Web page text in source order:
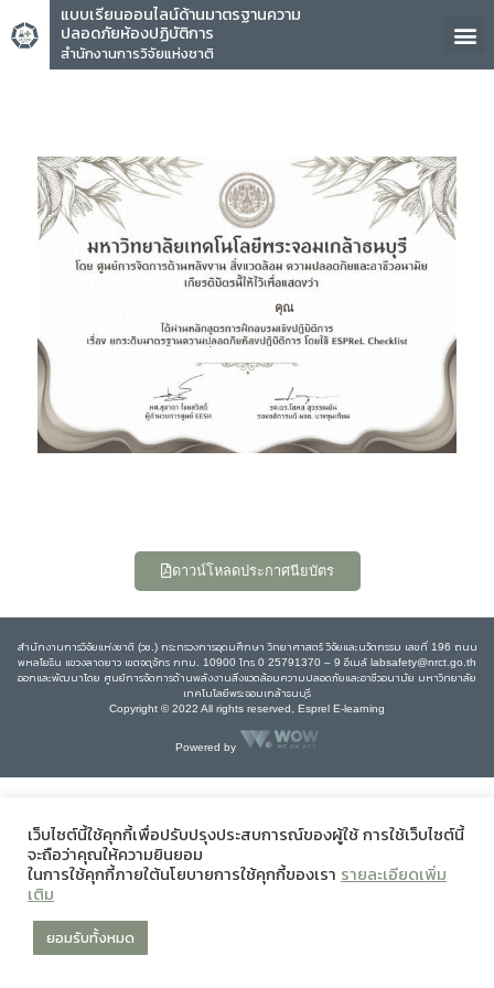
แบบเรียนออนไลน์ด้านมาตรฐานความ
ปลอดภัยห้องปฏิบัติการ
สำนักงานการวิจัยแห่งชาติ
คุณ
ดาวน์โหลดประกาศนียบัตร
สำนักงานการวิจัยแห่งชาติ (วช.) กระทรวงการอุดมศึกษา วิทยาศาสตร์ วิจัยและนวัตกรรม เลขที่ 196 ถนน
พหลโยธิน แขวงลาดยาว เขตจตุจักร กทม. 10900 โทร 0 25791370 – 9 อีเมล์ labsafety@nrct.go.th
ออกและพัฒนาโดย ศูนย์การจัดการด้านพลังงานสิ่งแวดล้อมความปลอดภัยและอาชีวอนามัย มหาวิทยาลัย
เทคโนโลยีพระจอมเกล้าธนบุรี
Copyright © 2022 All rights reserved, Esprel E-learning
Powered by
เว็บไซต์นี้ใช้คุกกี้เพื่อปรับปรุงประสบการณ์ของผู้ใช้ การใช้เว็บไซต์นี้
จะถือว่าคุณให้ความยินยอม
ในการใช้คุกกี้ภายใต้นโยบายการใช้คุกกี้ของเรา รายละเอียดเพิ่ม
เติม
ยอมรับทั้งหมด